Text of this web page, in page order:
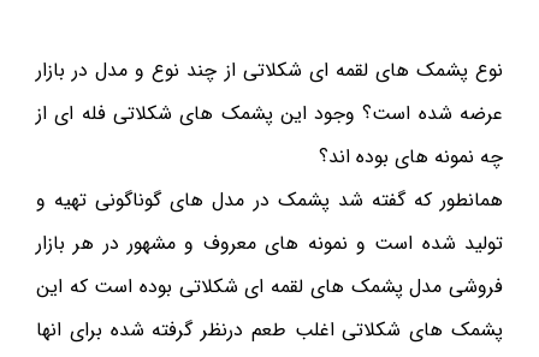
نوع پشمک های لقمه ای شکلاتی از چند نوع و مدل در بازار
عرضه شده است؟ وجود این پشمک های شکلاتی فله ای از
چه نمونه های بوده اند؟
همانطور که گفته شد پشمک در مدل های گوناگونی تهیه و
تولید شده است و نمونه های معروف و مشهور در هر بازار
فروشی مدل پشمک های لقمه ای شکلاتی بوده است که این
پشمک های شکلاتی اغلب طعم درنظر گرفته شده برای انها